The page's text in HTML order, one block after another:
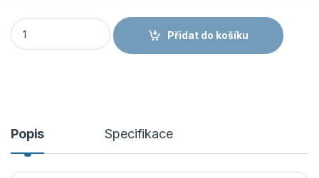
VM Footwear obuv Winnipeg 4900-40 Kotník množství
Přidat do košíku
Popis Specifikace